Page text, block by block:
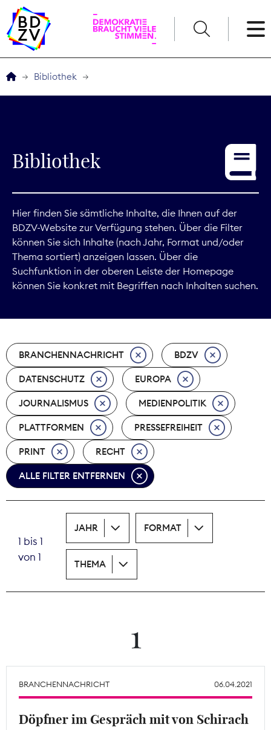
Service
Digitales
Kommunikation
Marktdaten
Nachhaltigkeit
Nachwuchs
Nova Award
Pressefreiheit
Print
Theodor-Wolff-Preis
Bibliothek
Bibliothek
Hier finden Sie sämtliche Inhalte, die Ihnen auf der
BDZV-Website zur Verfügung stehen. Über die Filter
können Sie sich Inhalte (nach Jahr, Format und/oder
Thema sortiert) anzeigen lassen. Über die
Suchfunktion in der oberen Leiste der Homepage
können Sie konkret mit Begriffen nach Inhalten suchen.
BRANCHENNACHRICHT BDZV
DATENSCHUTZ EUROPA
JOURNALISMUS MEDIENPOLITIK
PLATTFORMEN PRESSEFREIHEIT
PRINT RECHT
ALLE FILTER ENTFERNEN
1 bis 1
von 1
JAHR FORMAT
THEMA
1
BRANCHENNACHRICHT 06.04.2021
Döpfner im Gespräch mit von Schirach